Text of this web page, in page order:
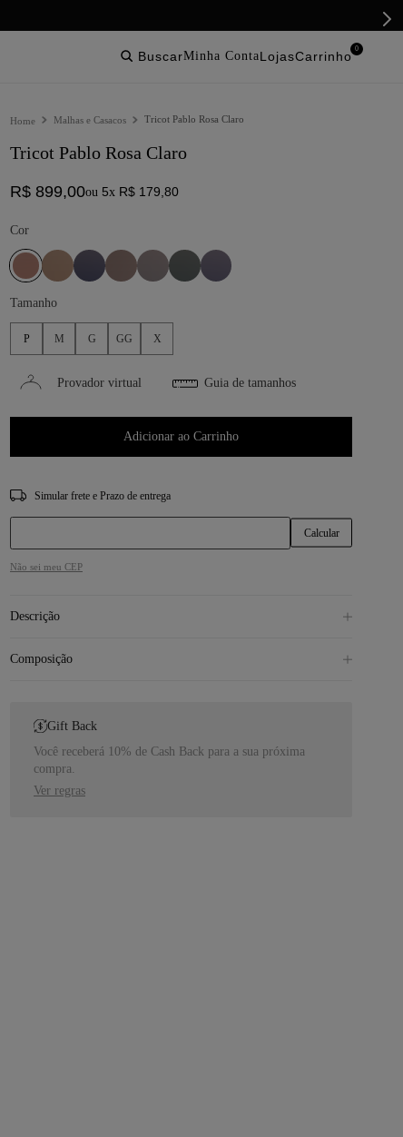
buscar lojas
0
Malhas e Casacos Tricot Pablo Rosa Claro
Tricot Pablo Rosa Claro
R$ 899,00ou 5x R$ 179 80
Cor
Tamanho
P M G GG X
Provador virtual Guia de tamanhos
Adicionar ao Carrinho
CEP
Não sei meu CEP
Descrição
Composição
Gift Back
Você receberá 10% de Cash Back para a sua próxima
compra.
Ver regras